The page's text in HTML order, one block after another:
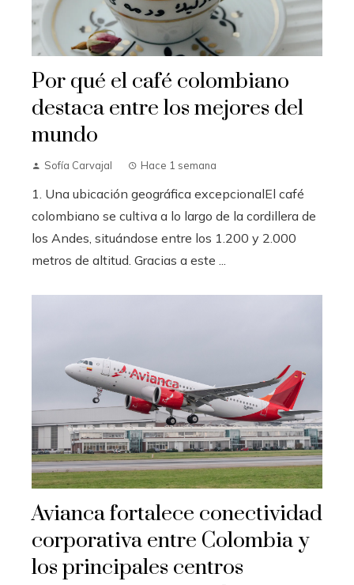
Por qué el café colombiano
destaca entre los mejores del
mundo
Sofía Carvajal Hace 1 semana
1. Una ubicación geográfica excepcionalEl café
colombiano se cultiva a lo largo de la cordillera de
los Andes, situándose entre los 1.200 y 2.000
metros de altitud. Gracias a este ...
Avianca fortalece conectividad
corporativa entre Colombia y
los principales centros